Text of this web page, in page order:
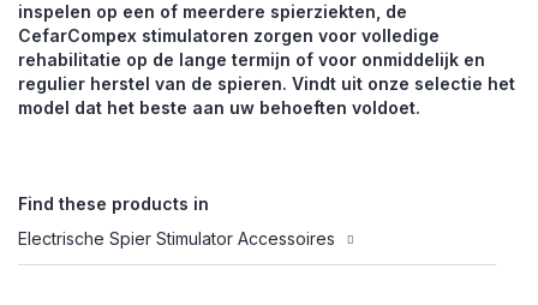
inspelen op een of meerdere spierziekten, de
CefarCompex stimulatoren zorgen voor volledige
rehabilitatie op de lange termijn of voor onmiddelijk en
regulier herstel van de spieren. Vindt uit onze selectie het
model dat het beste aan uw behoeften voldoet.
Find these products in
Electrische Spier Stimulator Accessoires